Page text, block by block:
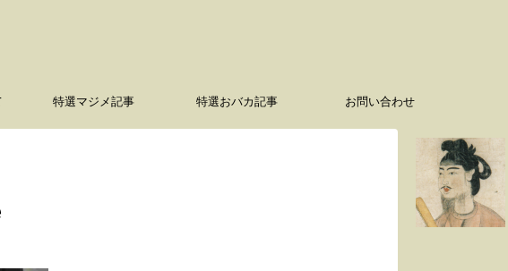
特選マジメ記事 特選おバカ記事 お問い合わせ